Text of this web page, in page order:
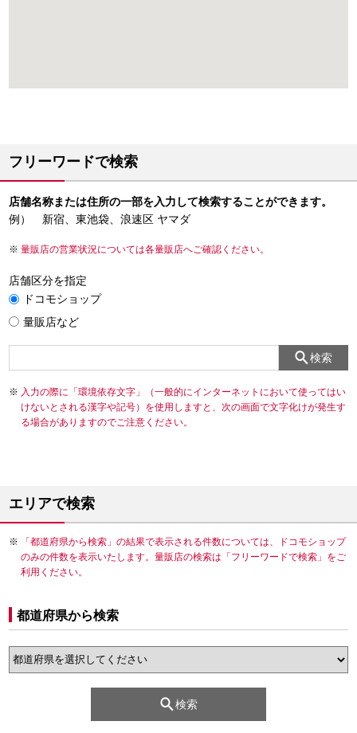
フリーワードで検索
店舗名称または住所の一部を入力して検索することができます。
例） 新宿、東池袋、浪速区 ヤマダ
量販店の営業状況については各量販店へご確認ください。
店舗区分を指定
ドコモショップ
量販店など
検索
入力の際に「環境依存文字」（一般的にインターネットにおいて使ってはい
けないとされる漢字や記号）を使用しますと、次の画面で文字化けが発生す
る場合がありますのでご注意ください。
エリアで検索
「都道府県から検索」の結果で表示される件数については、ドコモショップ
のみの件数を表示いたします。量販店の検索は「フリーワードで検索」をご
利用ください。
都道府県から検索
検索